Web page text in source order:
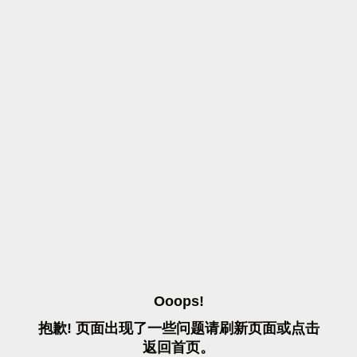
OOOPS!
抱歉! 页面出现了一些问题请刷 新页面或点击
返 回首页。